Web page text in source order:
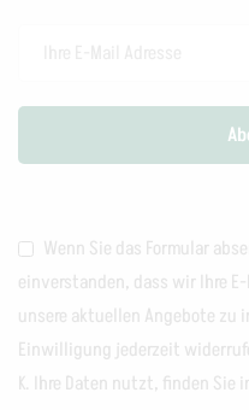
Wenn Sie das Formular
einverstanden, dass wir Ihre
unsere aktuellen Angebote zu
Einwilligung jederzeit
K. Ihre Daten nutzt, finden Sie